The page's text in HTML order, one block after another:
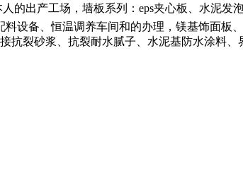
出产工场，墙板系列：eps夹心板、水泥发
料设备、恒温调养车间和的办理，镁基饰面板
裂砂浆、抗裂耐水腻子、水泥基防水涂料